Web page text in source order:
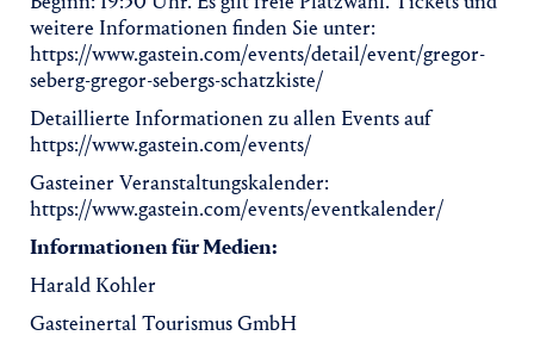
weitere Informationen finden Sie unter:
https://www.gastein.com/events/detail/event/gregor-
seberg-gregor-sebergs-schatzkiste/
Detaillierte Informationen zu allen Events auf
https://www.gastein.com/events/
Gasteiner Veranstaltungskalender:
https://www.gastein.com/events/eventkalender/
Informationen für Medien:
Harald Kohler
Gasteinertal Tourismus GmbH